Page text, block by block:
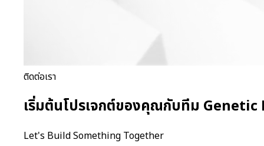
ติดต่อเรา
เริ่มต้นโปรเจกต์ของคุณกับทีม Genetic
Let's Build Something Together